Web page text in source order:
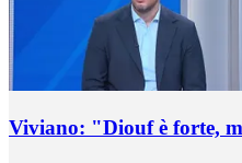
Viviano: "Diouf è forte,